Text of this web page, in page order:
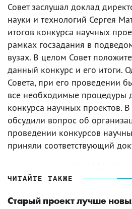
Совет заслушал доклад
науки и технологий Сергея
итогов конкурса научных
рамках госзадания в
вузах. В целом Совет
данный конкурс и его итоги.
Совета, при его проведении
все необходимые процедуры
конкурса научных проектов. В
обсудили вопрос об
проведении конкурсов
приняли соответствующий
ЧИТАЙТЕ ТАКЖЕ
Старый проект лучше